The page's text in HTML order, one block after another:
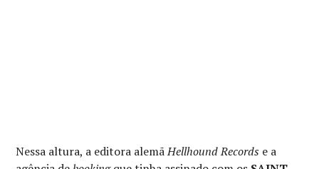
Nessa altura, a editora alemãHellhound Records e a